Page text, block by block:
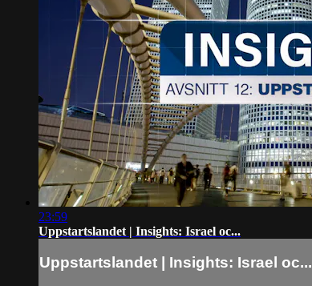
23:59
Uppstartslandet | Insights: Israel oc...
Uppstartslandet | Insights: Israel oc...